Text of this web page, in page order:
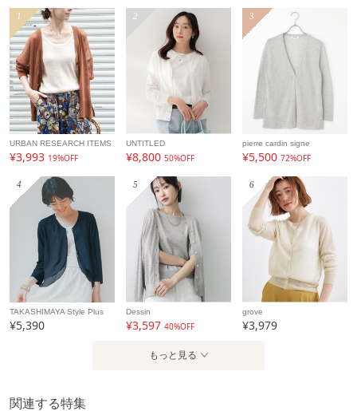
1
URBAN RESEARCH ITEMS
¥3,993 19%OFF
2
UNTITLED
¥8,80050%OFF
3
pierre cardin signe
¥5,50072%OFF
4
TAKASHIMAYA Style Plus
¥5,390
5
Dessin
¥3,59740%OFF
6
grove
¥3,979
もっと見る
関連する特集